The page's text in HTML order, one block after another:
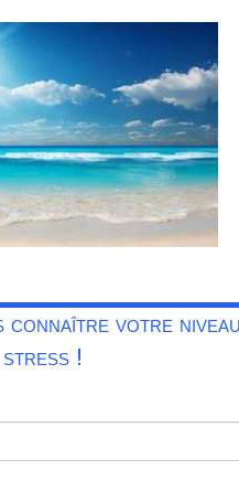
connaître votre
stress !